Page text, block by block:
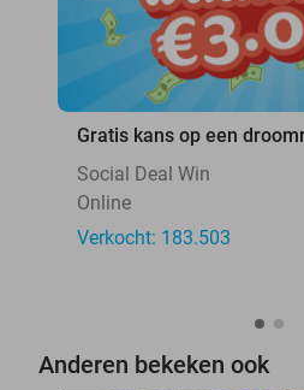
Gratis kans op een
Social Deal Win
Online
Verkocht: 183.503
Anderen bekeken ook